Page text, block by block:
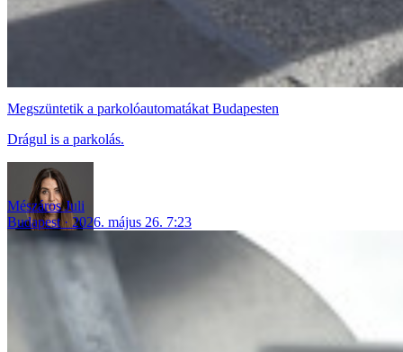
Megszüntetik a parkolóautomatákat Budapesten
Drágul is a parkolás.
Mészáros Juli
Budapest
2026. május 26. 7:23